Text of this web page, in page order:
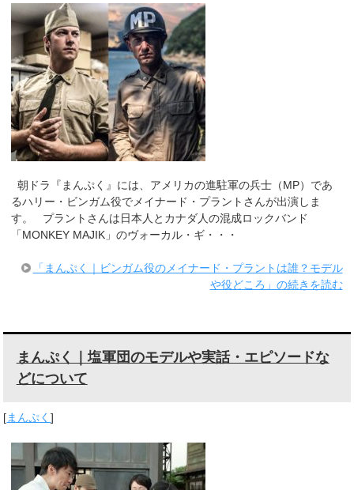
朝ドラ『まんぷく』には、アメリカの進駐軍の兵士（MP）であ
るハリー・ビンガム役でメイナード・プラントさんが出演しま
す。 プラントさんは日本人とカナダ人の混成ロックバンド
「MONKEY MAJIK」のヴォーカル・ギ・・・
「まんぷく｜ビンガム役のメイナード・プラントは誰？モデル
や役どころ」の続きを読む
まんぷく｜塩軍団のモデルや実話・エピソードな
どについて
[まんぷく]